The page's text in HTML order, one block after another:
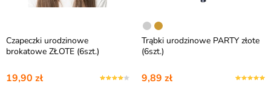
Czapeczki urodzinowe
brokatowe ZŁOTE (6szt.)
19,90 zł
Trąbki urodzinowe PARTY złote
(6szt.)
9,89 zł